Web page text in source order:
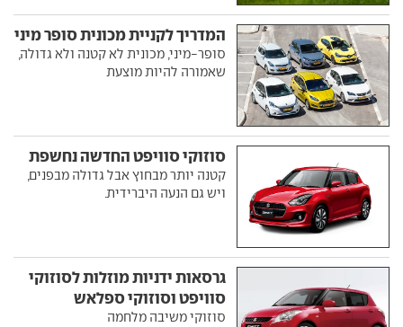
המדריך לקניית מכונית סופר מיני
סופר-מיני, מכונית לא קטנה ולא גדולה,
שאמורה להיות מוצעת
סוזוקי סוויפט החדשה נחשפת
קטנה יותר מבחוץ אבל גדולה מבפנים,
ויש גם הנעה היברידית.
גרסאות ידניות מוזלות לסוזוקי
סוויפט וסוזוקי ספלאש
סוזוקי משיבה מלחמה